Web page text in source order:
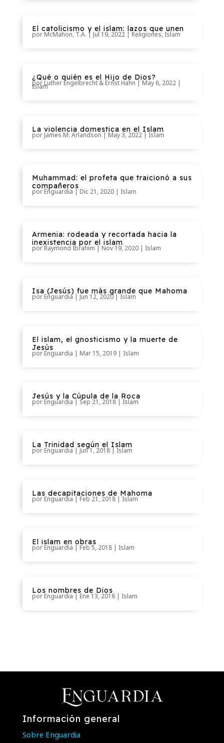
El catolicismo y el islam: lazos que unen
por McMahon, T.A. | Jul 19, 2022| Religiones, Islam
¿Qué o quién es el Hijo de Dios?
por Luther Engelbrecht & Ernst Hahn | May 6, 2022|
Islam
La violencia domestica en el Islam
por James M. Arlandson | May 3, 2022| Islam
Muhammad: el profeta que traicionó a sus
compañeros
por Enguardia | Dic 21, 2020| Islam
Armenia: rodeada y recortada hacia la
inexistencia por el islam
por Raymond Ibrahim | Nov 19, 2020| Islam
Isa (Jesús) fue más grande que Mahoma
por Enguardia| Jun 12, 2020| Islam
El islam, el gnosticismo y la muerte de
Jesús
por Enguardia | Mar 15, 2019| Islam
Jesús y la Cúpula de la Roca
por Enguardia | Sep 21, 2018| Islam
La Trinidad según el Islam
por Enguardia | Jun 1, 2018| Islam
Las decapitaciones de Mahoma
por Enguardia | Feb 21, 2018| Islam
El islam en obras
por Enguardia | Feb 5, 2018| Islam
Los nombres de Dios
por Enguardia | Ene 13, 2018| Islam
Información general
Sobre Enguardia